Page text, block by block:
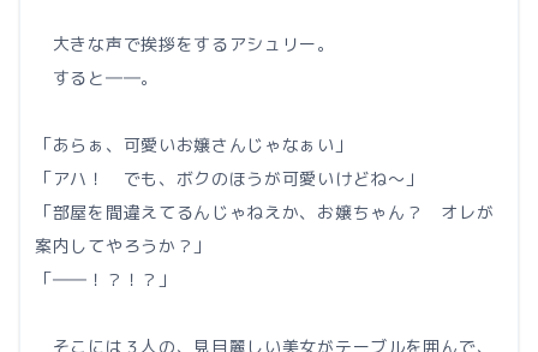
大きな声で挨拶をするアシュリー。
すると――。
「あらぁ、可愛いお嬢さんじゃなぁい」
「アハ！ でも、ボクのほうが可愛いけどね～」
「部屋を間違えてるんじゃねえか、お嬢ちゃん？ オレが
案内してやろうか？」
「――！？！？」
そこには３人の、見目麗しい美女がテーブルを囲んで、